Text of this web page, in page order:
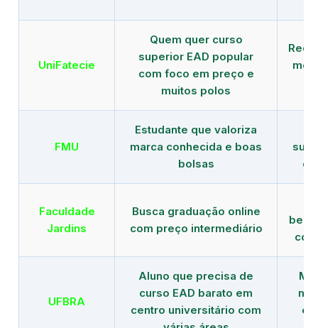
UniFatecie
Quem quer curso
superior EAD popular
com foco em preço e
muitos polos
FMU
Estudante que valoriza
marca conhecida e boas
bolsas
Faculdade
Jardins
Busca graduação online
com preço intermediário
UFBRA
Aluno que precisa de
curso EAD barato em
centro universitário com